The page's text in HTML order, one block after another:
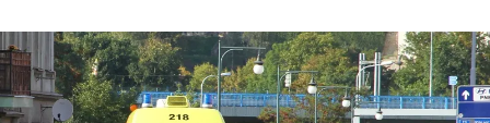
s
o